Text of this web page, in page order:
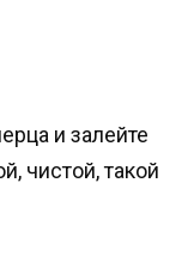
и залейте
чистой, такой